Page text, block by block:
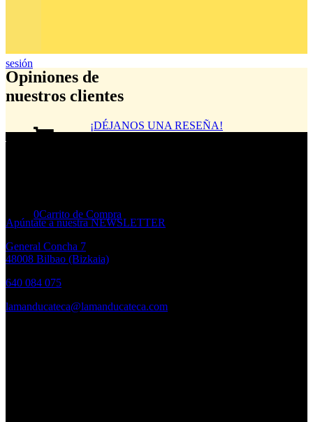
sesión
0Carrito de Compra
Opiniones de
nuestros clientes
¡DÉJANOS UNA RESEÑA!
Apúntate a nuestra NEWSLETTER
General Concha 7
48008 Bilbao (Bizkaia)
640 084 075
lamanducateca@lamanducateca.com